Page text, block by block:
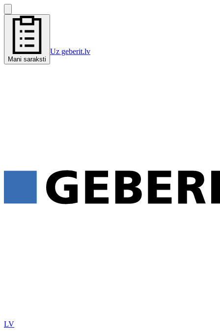
Mani saraksti
Uz geberit.lv
LV